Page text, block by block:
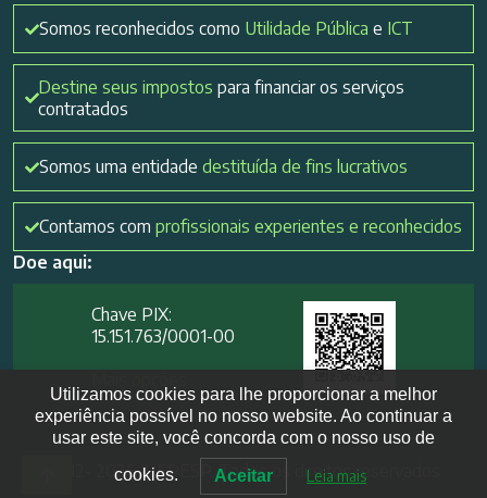
Somos reconhecidos como Utilidade Pública e ICT
Destine seus impostos para financiar os serviços
contratados
Somos uma entidade destituída de fins lucrativos
Contamos com profissionais experientes e reconhecidos
Doe aqui:
Chave PIX:
15.151.763/0001-00​
2012- 2026 IVEPESP. Todos os direitos reservados
Utilizamos cookies para lhe proporcionar a melhor
experiência possível no nosso website. Ao continuar a
usar este site, você concorda com o nosso uso de
cookies. Aceitar Leia mais